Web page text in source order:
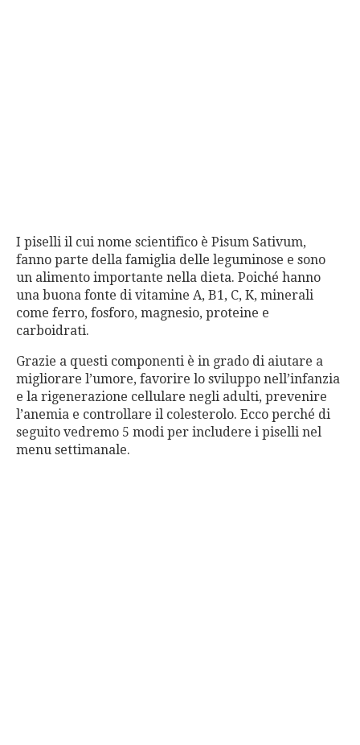
I piselli il cui nome scientifico è Pisum Sativum,
fanno parte della famiglia delle leguminose e sono
un alimento importante nella dieta. Poiché hanno
una buona fonte di vitamine A, B1, C, K, minerali
come ferro, fosforo, magnesio, proteine ​​e
carboidrati.
Grazie a questi componenti è in grado di aiutare a
migliorare l’umore, favorire lo sviluppo nell’infanzia
e la rigenerazione cellulare negli adulti, prevenire
l’anemia e controllare il colesterolo. Ecco perché di
seguito vedremo 5 modi per includere i piselli nel
menu settimanale.